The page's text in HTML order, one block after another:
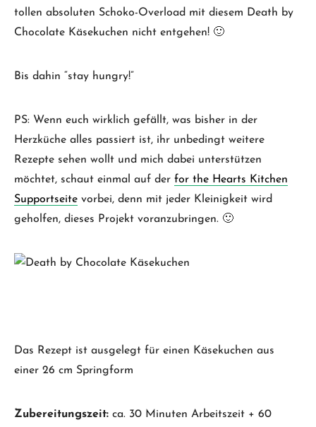
tollen absoluten Schoko-Overload mit diesem Death by
Chocolate Käsekuchen nicht entgehen! 🙂
Bis dahin “stay hungry!”
PS: Wenn euch wirklich gefällt, was bisher in der
Herzküche alles passiert ist, ihr unbedingt weitere
Rezepte sehen wollt und mich dabei unterstützen
möchtet, schaut einmal auf der for the Hearts Kitchen
Supportseite vorbei, denn mit jeder Kleinigkeit wird
geholfen, dieses Projekt voranzubringen. 🙂
Das Rezept ist ausgelegt für einen Käsekuchen aus
einer 26 cm Springform
Zubereitungszeit: ca. 30 Minuten Arbeitszeit + 60